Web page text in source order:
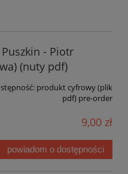
- Piotr
(nuty pdf)
produkt cyfrowy (plik
pdf) pre-order
9,00 zł
powiadom o dostępności